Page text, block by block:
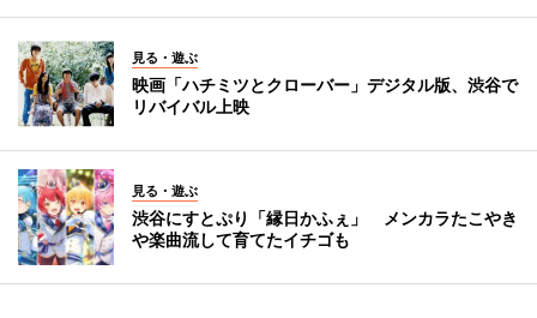
見る・遊ぶ
映画「ハチミツとクローバー」デジタル版、渋谷で
リバイバル上映
見る・遊ぶ
渋谷にすとぷり「縁日かふぇ」 メンカラたこやき
や楽曲流して育てたイチゴも